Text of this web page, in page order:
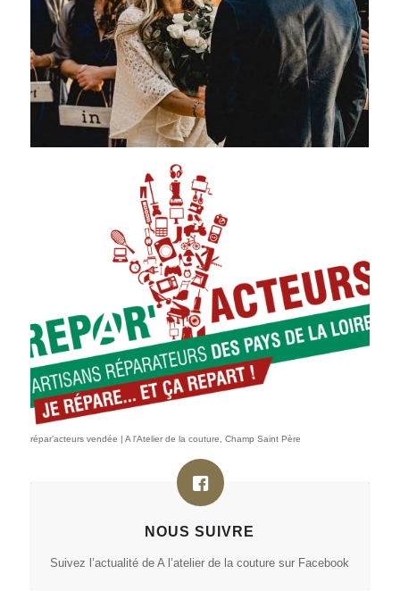
répar'acteurs vendée | A l'Atelier de la couture, Champ Saint Père
NOUS SUIVRE
Suivez l’actualité de A l’atelier de la couture sur Facebook